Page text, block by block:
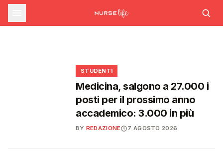
sfide che decideranno il futuro del
Ssn
Decreto PA e sanità: nuovo commissario per
le scorte Covid, liste d'attesa al Siveas e
INFERMIERE
Decreto PA: nuove regole per scorte Covid,
STUDENTI
Medicina, salgono a 27.000 i
posti per il prossimo anno
accademico: 3.000 in più
BY REDAZIONE 7 AGOSTO 2026